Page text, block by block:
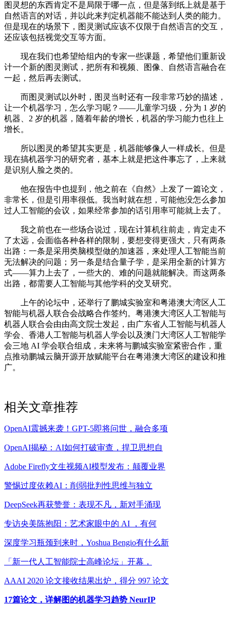
图灵想的东西肯定不是局限于哪一点，但是落到纸上就是基于
自然语言的对话，并以此来判定机器能不能达到人类的能力。
但是现在的场景下，图灵测试应该不仅限于自然语言的交互，
还应该包括视觉交互等方面。
现在我们也希望给组内的专家一些课题，希望他们重新设
计一个新的图灵测试，把所有和视频、图像、自然语言融合在
一起，然后再去测试。
而图灵测试以外时，图灵当时还有一段非常巧妙的描述，
让一个机器学习，怎么学习呢？——儿童学习级，分为 1 岁的
机器、2 岁的机器，随着年龄的增长，机器的学习能力也往上
增长。
所以图灵的希望其实更是，机器能够像人一样成长。但是
现在搞机器学习的研究者，基本上就是把这件事忘了，上来就
是识别人脸之类的。
他在报告中也提到，他之前在《自然》上发了一篇论文，
非常长，但是引用率很低。我当时就在想，可能他没怎么参加
过人工智能的会议，如果经常参加的话引用率可能就上去了。
我之前也在一些场合说过，现在计算机往前走，肯定走不
了太远，会面临各种各样的限制，要想变得更强大，只有两条
出路：一条是采用类脑模型做的加速器，来处理人工智能当前
无法解决的问题；另一条是结合量子学，是采用全新的计算方
式——算力上去了，一些大的、难的问题就能解决。而这两条
出路，都需要人工智能与其他学科的交叉研究。
上午的论坛中，还举行了鹏城实验室和粤港澳大湾区人工
智能与机器人联合会战略合作签约。粤港澳大湾区人工智能与
机器人联合会由由高文院士发起，由广东省人工智能与机器人
学会、香港人工智能与机器人学会以及澳门大湾区人工智能学
会三地 AI 学会联合组成，未来将与鹏城实验室紧密合作，重
点推动鹏城云脑开源开放赋能平台在粤港澳大湾区的建设和推
广。
相关文章推荐
OpenAI震撼来袭！GPT-5即将问世，融合多项
OpenAI揭秘：AI如何打破审查，捍卫思想自
Adobe Firefly文生视频AI模型发布：颠覆业界
警惕过度依赖AI：削弱批判性思维与独立
DeepSeek再获赞誉：表现不凡，新对手涌现
专访央美陈抱阳：艺术家眼中的 AI ，有何
深度学习瓶颈到来时，Yoshua Bengio有什么新
「新一代人工智能院士高峰论坛」开幕，
AAAI 2020 论文接收结果出炉，得分 997 论文
17篇论文，详解图的机器学习趋势 NeurIP